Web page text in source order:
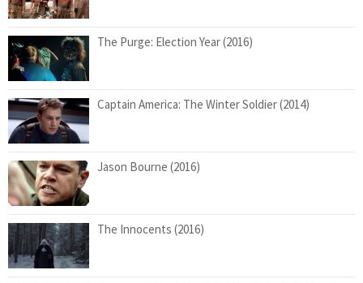
The Purge: Election Year (2016)
Captain America: The Winter Soldier (2014)
Jason Bourne (2016)
The Innocents (2016)